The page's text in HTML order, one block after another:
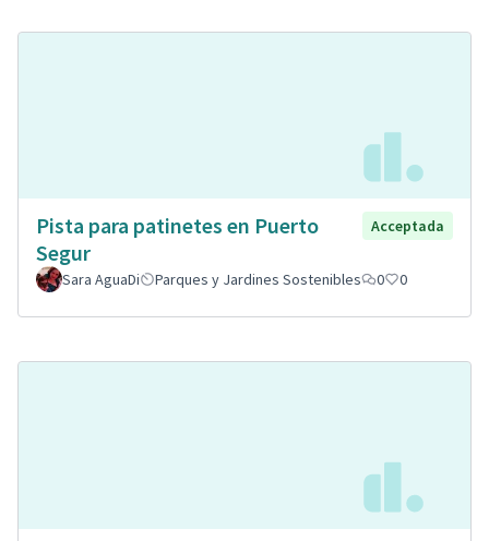
Pista para patinetes en Puerto
Segur
Acceptada
Sara AguaDi Parques y Jardines Sostenibles 0 0